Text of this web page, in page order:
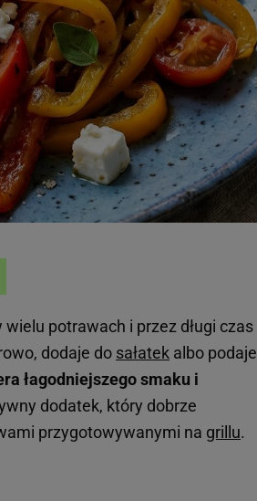
potrawach i przez długi czas
dodaje do sałatek albo podaje
łagodniejszego smaku i
dodatek, który dobrze
przygotowywanymi na grillu.